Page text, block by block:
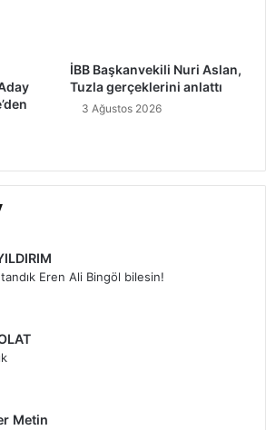
İBB Başkanvekili Nuri Aslan,
Tuzla gerçeklerini anlattı
3 Ağustos 2026
Eren Ali Bingöl bilesin!
Metin